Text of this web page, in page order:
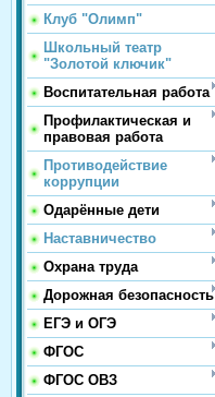
Клуб "Олимп"
Школьный театр
"Золотой ключик"
Воспитательная работа
Профилактическая и
правовая работа
Противодействие
коррупции
Одарённые дети
Наставничество
Охрана труда
Дорожная безопасность
ЕГЭ и ОГЭ
ФГОС
ФГОС ОВЗ